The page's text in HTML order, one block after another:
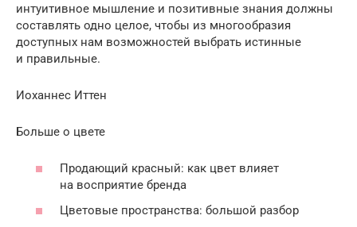
интуитивное мышление и позитивные знания должны
составлять одно целое, чтобы из многообразия
доступных нам возможностей выбрать истинные
и правильные.
Иоханнес Иттен
Больше о цвете
Продающий красный: как цвет влияет
на восприятие бренда
Цветовые пространства: большой разбор